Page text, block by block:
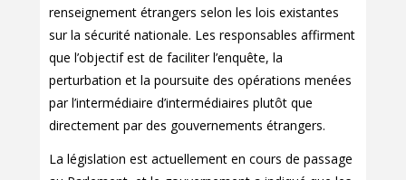
renseignement étrangers selon les lois existantes
sur la sécurité nationale. Les responsables affirment
que l’objectif est de faciliter l’enquête, la
perturbation et la poursuite des opérations menées
par l’intermédiaire d’intermédiaires plutôt que
directement par des gouvernements étrangers.
La législation est actuellement en cours de passage